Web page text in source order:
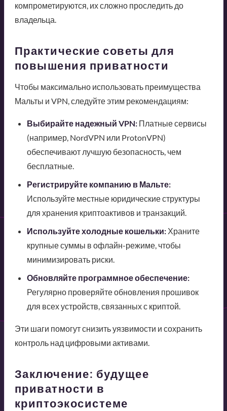
компрометируются, их сложно проследить до
владельца.
Практические советы для
повышения приватности
Чтобы максимально использовать преимущества
Мальты и VPN, следуйте этим рекомендациям:
Выбирайте надежный VPN:Платные сервисы
(например, NordVPN или ProtonVPN)
обеспечивают лучшую безопасность, чем
бесплатные.
Регистрируйте компанию в Мальте:
Используйте местные юридические структуры
для хранения криптоактивов и транзакций.
Используйте холодные кошельки:Храните
крупные суммы в офлайн-режиме, чтобы
минимизировать риски.
Обновляйте программное обеспечение:
Регулярно проверяйте обновления прошивок
для всех устройств, связанных с криптой.
Эти шаги помогут снизить уязвимости и сохранить
контроль над цифровыми активами.
Заключение: будущее
приватности в
криптоэкосистеме